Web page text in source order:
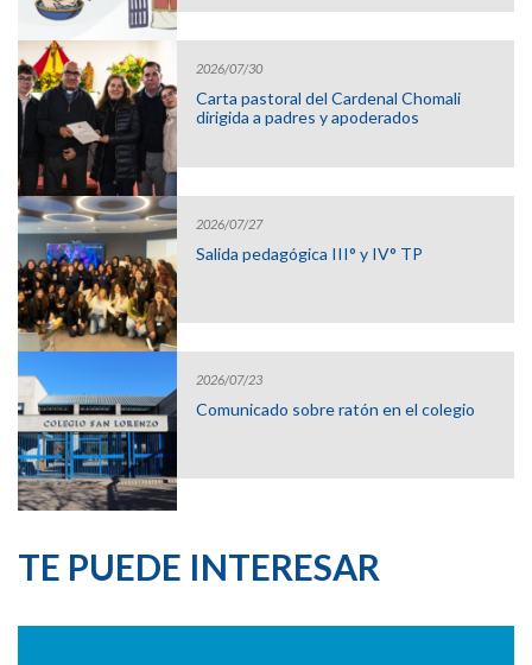
2026/07/30
Carta pastoral del Cardenal Chomali
dirigida a padres y apoderados
2026/07/27
Salida pedagógica III° y IV° TP
2026/07/23
Comunicado sobre ratón en el colegio
TE PUEDE INTERESAR